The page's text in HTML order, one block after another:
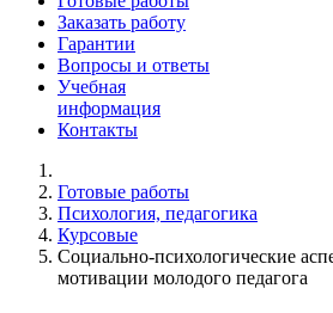
Заказать работу
Гарантии
Вопросы и ответы
Учебная
информация
Контакты
Готовые работы
Психология, педагогика
Курсовые
Социально-психологические
мотивации молодого педагога